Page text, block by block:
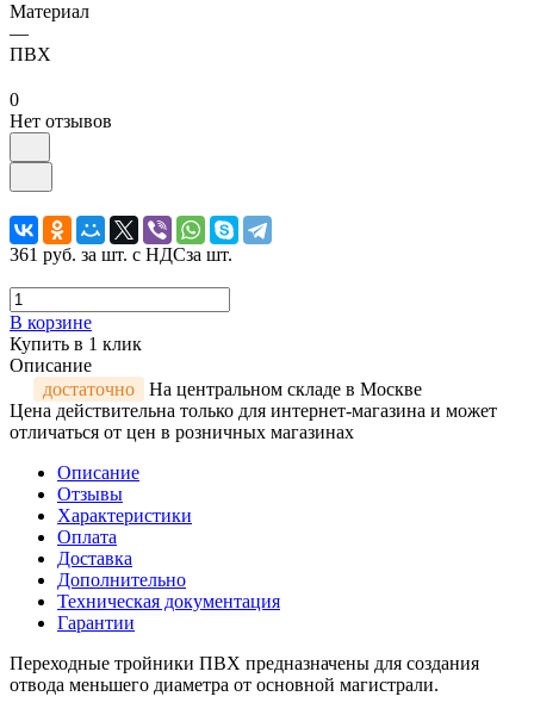
Материал
—
ПВХ
0
Нет отзывов
361 руб. за шт. с НДСза шт.
В корзине
Купить в 1 клик
Описание
достаточно
На центральном складе в Москве
Цена действительна только для интернет-магазина и может
отличаться от цен в розничных магазинах
Описание
Отзывы
Характеристики
Оплата
Доставка
Дополнительно
Техническая документация
Гарантии
Переходные тройники ПВХ предназначены для создания
отвода меньшего диаметра от основной магистрали.